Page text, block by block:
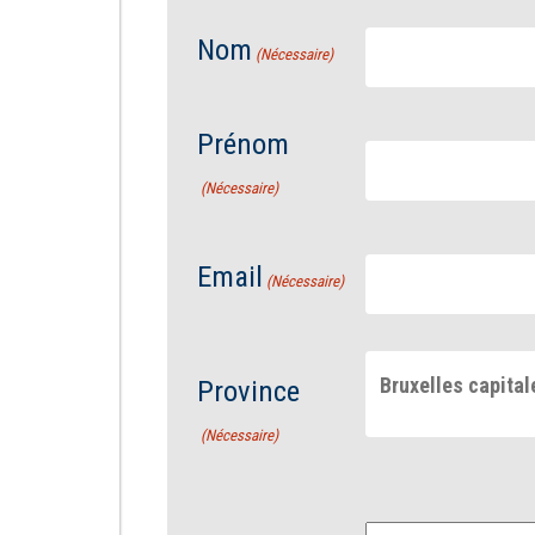
Nom (Nécessaire)
Prénom
(Nécessaire)
Email (Nécessaire)
Province
(Nécessaire)
Bruxelles